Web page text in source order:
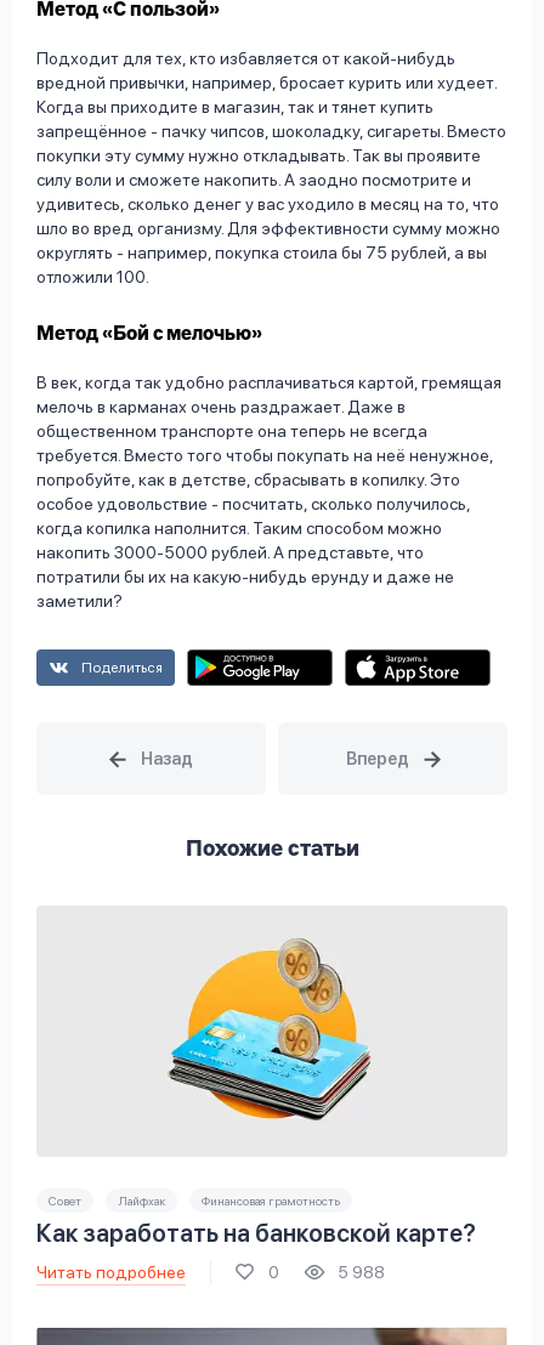
Метод «С пользой»
Подходит для тех, кто избавляется от какой-нибудь
вредной привычки, например, бросает курить или худеет.
Когда вы приходите в магазин, так и тянет купить
запрещённое - пачку чипсов, шоколадку, сигареты. Вместо
покупки эту сумму нужно откладывать. Так вы проявите
силу воли и сможете накопить. А заодно посмотрите и
удивитесь, сколько денег у вас уходило в месяц на то, что
шло во вред организму. Для эффективности сумму можно
округлять - например, покупка стоила бы 75 рублей, а вы
отложили 100.
Метод «Бой с мелочью»
В век, когда так удобно расплачиваться картой, гремящая
мелочь в карманах очень раздражает. Даже в
общественном транспорте она теперь не всегда
требуется. Вместо того чтобы покупать на неё ненужное,
попробуйте, как в детстве, сбрасывать в копилку. Это
особое удовольствие - посчитать, сколько получилось,
когда копилка наполнится. Таким способом можно
накопить 3000-5000 рублей. А представьте, что
потратили бы их на какую-нибудь ерунду и даже не
заметили?
Поделиться
Похожие статьи
Совет Лайфхак Финансовая грамотность
Как заработать на банковской карте?
Читать подробнее 0 5 988